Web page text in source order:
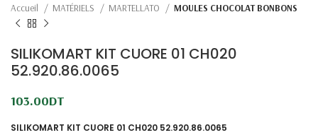
Accueil MATÉRIELS MARTELLATO MOULES CHOCOLAT BONBONS
SILIKOMART KIT CUORE 01 CH020
52.920.86.0065
103.00DT
SILIKOMART KIT CUORE 01 CH020 52.920.86.0065